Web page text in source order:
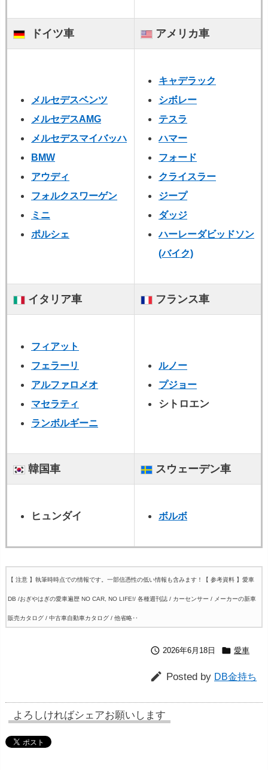
ドイツ車 アメリカ車
メルセデスベンツ
メルセデスAMG
メルセデスマイバッハ
BMW
アウディ
フォルクスワーゲン
ミニ
ポルシェ
キャデラック
シボレー
テスラ
ハマー
フォード
クライスラー
ジープ
ダッジ
ハーレーダビッドソン
(バイク)
イタリア車 フランス車
フィアット
フェラーリ
アルファロメオ
マセラティ
ランボルギーニ
ルノー
プジョー
シトロエン
韓国車 スウェーデン車
ヒュンダイ ボルボ
【 注意 】執筆時時点での情報です。一部信憑性の低い情報も含みます！ 【 参考資料 】愛車
DB /おぎやはぎの愛車遍歴 NO CAR, NO LIFE!/ 各種週刊誌 / カーセンサー / メーカーの新車
販売カタログ / 中古車自動車カタログ / 他省略‥
 2026年6月18日  愛車
 Posted by DB金持ち
よろしければシェアお願いします